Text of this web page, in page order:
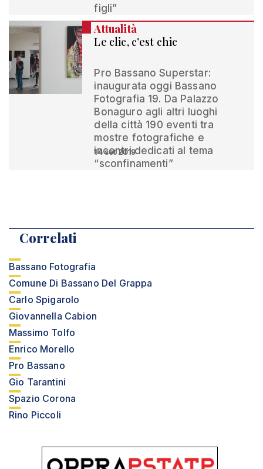
figli”
Attualità
Le clic, c’est chic
Pro Bassano Superstar:
inaugurata oggi Bassano
Fotografia 19. Da Palazzo
Bonaguro agli altri luoghi
della città 190 eventi tra
mostre fotografiche e
incontri dedicati al tema
“sconfinamenti”
14 set 2019
Correlati
Bassano Fotografia
Comune Di Bassano Del Grappa
Carlo Spigarolo
Giovannella Cabion
Massimo Tolfo
Enrico Morello
Pro Bassano
Gio Tarantini
Spazio Corona
Rino Piccoli